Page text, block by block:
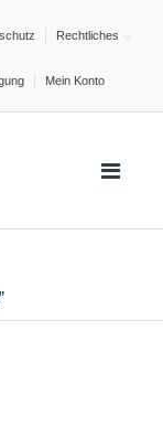
Rechtliches
Mein Konto